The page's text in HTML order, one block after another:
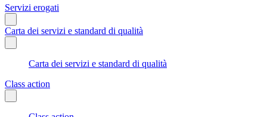
Servizi erogati
Carta dei servizi e standard di qualità
Carta dei servizi e standard di qualità
Class action